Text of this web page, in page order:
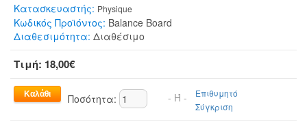
Κατασκευαστής: Physique
Κωδικός Προϊόντος: Balance Board
Διαθεσιμότητα: Διαθέσιμο
Τιμή: 18,00€
Ποσότητα: - Ή -
Επιθυμητό
Σύγκριση